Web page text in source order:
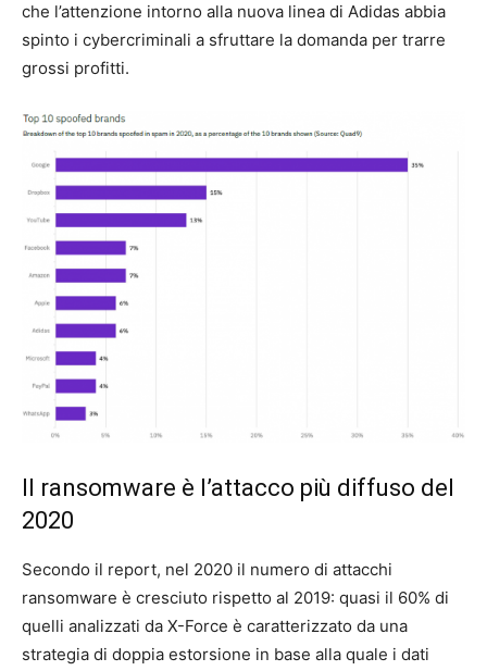
che l’attenzione intorno alla nuova linea di Adidas abbia
spinto i cybercriminali a sfruttare la domanda per trarre
grossi profitti.
Il ransomware è l’attacco più diffuso del
2020
Secondo il report, nel 2020 il numero di attacchi
ransomware è cresciuto rispetto al 2019: quasi il 60% di
quelli analizzati da X-Force è caratterizzato da una
strategia di doppia estorsione in base alla quale i dati